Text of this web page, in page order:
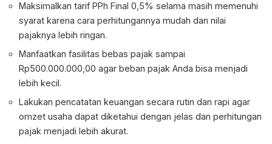
Maksimalkan tarif PPh Final 0,5% selama masih memenuhi
syarat karena cara perhitungannya mudah dan nilai
pajaknya lebih ringan.
Manfaatkan fasilitas bebas pajak sampai
Rp500.000.000,00 agar beban pajak Anda bisa menjadi
lebih kecil.
Lakukan pencatatan keuangan secara rutin dan rapi agar
omzet usaha dapat diketahui dengan jelas dan perhitungan
pajak menjadi lebih akurat.